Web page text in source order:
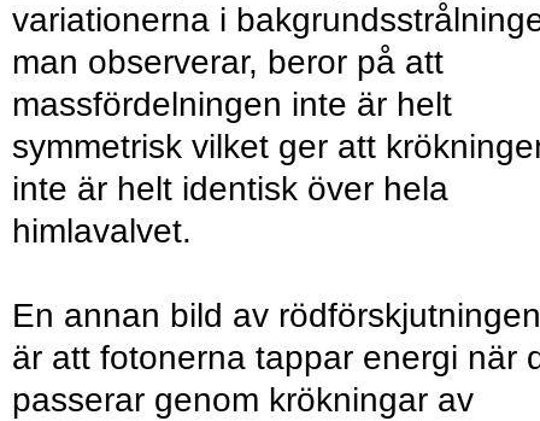
variationerna i
man observerar, beror på att
massfördelningen inte är helt
symmetrisk vilket ger att
inte är helt identisk över hela
himlavalvet.
En annan bild av rödförskjutningen
är att fotonerna tappar energi när
passerar genom krökningar av